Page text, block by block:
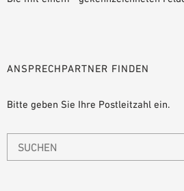
ANSPRECHPARTNER FINDEN
Bitte geben Sie Ihre Postleitzahl ein.